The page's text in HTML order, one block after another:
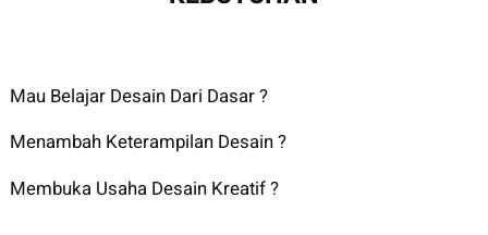
Mau Belajar Desain Dari Dasar ?
Menambah Keterampilan Desain ?
Membuka Usaha Desain Kreatif ?